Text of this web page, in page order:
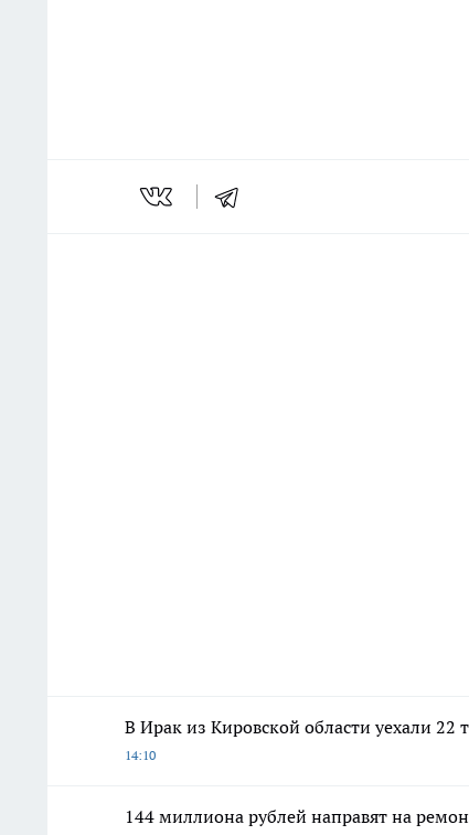
В Ирак из Кировской области уехали
14:10
144 миллиона рублей направят на